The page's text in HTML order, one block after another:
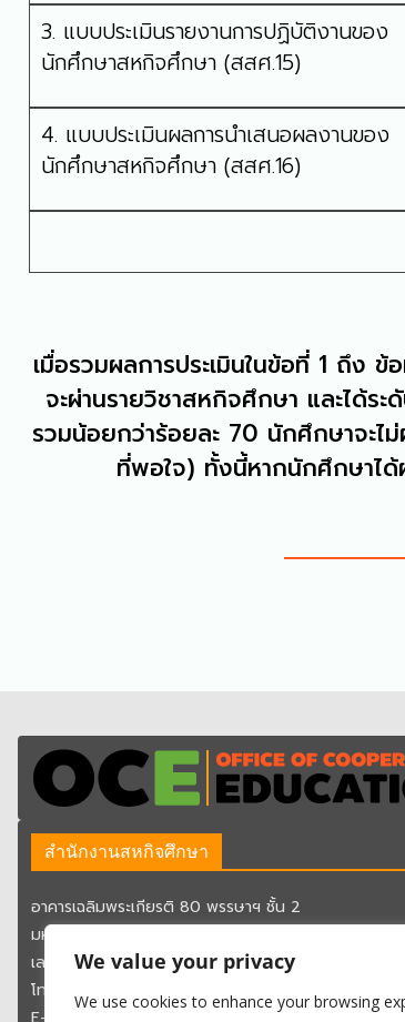
We value your privacy
We use cookies to enhance your browsing
3. แบบประเมินรายงานการปฏิบัติงานของ
นักศึกษาสหกิจศึกษา (สสศ.15)
4. แบบประเมินผลการนำเสนอผลงานของ
นักศึกษาสหกิจศึกษา (สสศ.16)
เมื่อรวมผลการประเมินในข้อที่ 1 ถึง
จะผ่านรายวิชาสหกิจศึกษา และได้ร
รวมน้อยกว่าร้อยละ 70 นักศึกษาจะไ
ที่พอใจ) ทั้งนี้หากนักศึกษาได้
สำนักงานสหกิจศึกษา
อาคารเฉลิมพระเกียรติ 80 พรรษาฯ ชั้น 2
มหาวิทยาลัยเทคโนโลยีราชมงคลกรุงเทพ
เลขที่ 2 ถนนนางลิ้นจี่ แขวงทุ่งมหาเมฆ เขตสาทร กรุงเทพ
โทรศัพท์ 02-287-9600 ต่อ 1754 – 1757